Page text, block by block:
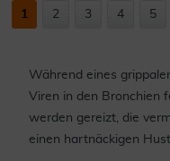
1 2 3 4 5
Während eines
Viren in den Bronchien
werden gereizt, die
einen hartnäckigen